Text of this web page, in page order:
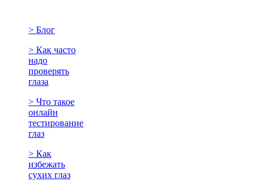
> Блог
> Как часто
надо
проверять
глаза
> Что такое
онлайн
тестирование
глаз
> Как
избежать
сухих глаз